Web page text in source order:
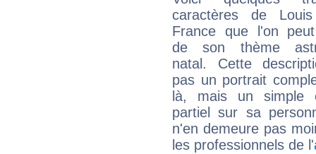
caractères de
France que l'on
de son thème
natal. Cette
pas un portrait
là, mais un simple
partiel sur sa
n'en demeure pas
les professionnels de l'